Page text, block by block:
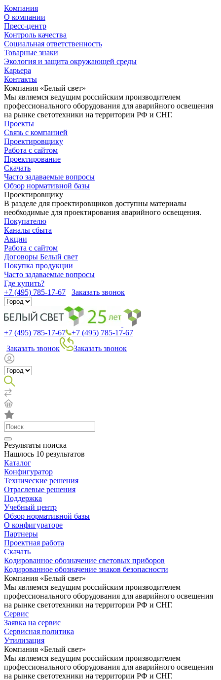
Компания
О компании
Пресс-центр
Контроль качества
Социальная ответственность
Товарные знаки
Экология и защита окружающей среды
Карьера
Контакты
Компания «Белый свет»
Мы являемся ведущим российским производителем
профессионального оборудования для аварийного освещения
на рынке светотехники на территории РФ и СНГ.
Проекты
Связь с компанией
Проектировщику
Работа с сайтом
Проектирование
Скачать
Часто задаваемые вопросы
Обзор нормативной базы
Проектировщику
В разделе для проектировщиков доступны материалы
необходимые для проектирования аварийного освещения.
Покупателю
Каналы сбыта
Акции
Работа с сайтом
Договоры Белый свет
Покупка продукции
Часто задаваемые вопросы
Где купить?
+7 (495) 785-17-67
Заказать звонок
+7 (495) 785-17-67
+7 (495) 785-17-67
Заказать звонок
Заказать звонок
Результаты поиска
Нашлось 10 результатов
Каталог
Конфигуратор
Технические решения
Отраслевые решения
Поддержка
Учебный центр
Обзор нормативной базы
О конфигураторе
Партнеры
Проектная работа
Скачать
Кодированное обозначение световых приборов
Кодированное обозначение знаков безопасности
Компания «Белый свет»
Мы являемся ведущим российским производителем
профессионального оборудования для аварийного освещения
на рынке светотехники на территории РФ и СНГ.
Сервис
Заявка на сервис
Сервисная политика
Утилизация
Компания «Белый свет»
Мы являемся ведущим российским производителем
профессионального оборудования для аварийного освещения
на рынке светотехники на территории РФ и СНГ.